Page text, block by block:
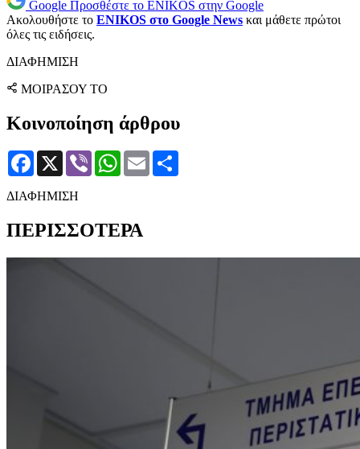
Google Προσθέστε το ENIKOS στην Google
Ακολουθήστε το ENIKOS στο Google News και μάθετε πρώτοι
όλες τις ειδήσεις.
ΔΙΑΦΗΜΙΣΗ
ΜΟΙΡΑΣΟΥ ΤΟ
Κοινοποίηση άρθρου
Facebook
X Viber WhatsApp
Email
ΔΙΑΦΗΜΙΣΗ
ΠΕΡΙΣΣΟΤΕΡΑ